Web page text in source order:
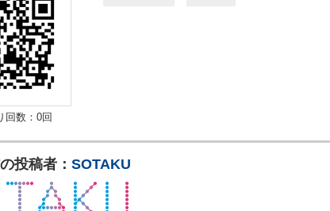
回数：0回
投稿者： SOTAKU